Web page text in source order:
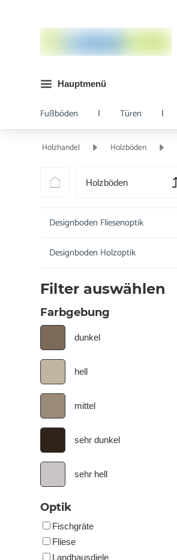
Hauptmenü
Fußböden | Türen |
Holzhandel Holzböden
Holzböden
Designboden Fliesenoptik
Designboden Holzoptik
Filter auswählen
Farbgebung
dunkel
hell
mittel
sehr dunkel
sehr hell
Optik
Fischgräte
Fliese
Landhausdiele